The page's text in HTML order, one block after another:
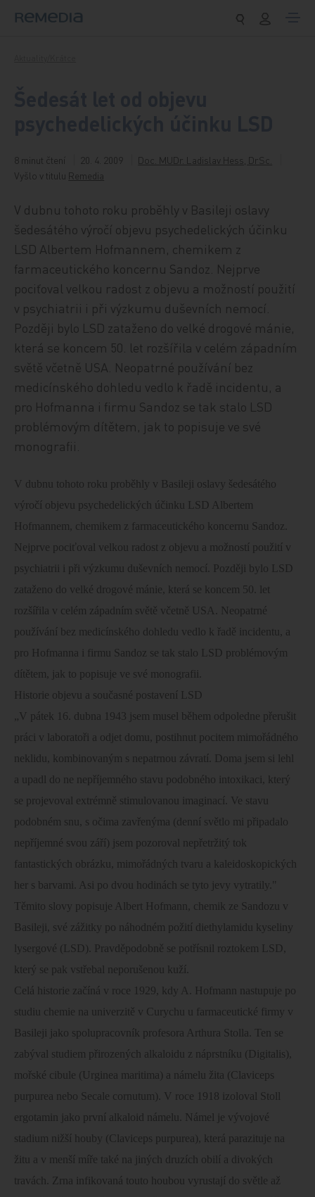
8 minut čtení 20. 4. 2009
Doc. MUDr. Ladislav Hess, DrSc.
Vyšlo v titulu Remedia
V dubnu tohoto roku proběhly v Basileji oslavy
šedesátého výročí objevu psychedelických účinku
LSD Albertem Hofmannem, chemikem z
farmaceutického koncernu Sandoz. Nejprve
pociťoval velkou radost z objevu a možností použití
v psychiatrii i při výzkumu duševních nemocí.
Později bylo LSD zataženo do velké drogové mánie,
která se koncem 50. let rozšířila v celém západním
světě včetně USA. Neopatrné používání bez
medicínského dohledu vedlo k řadě incidentu, a
pro Hofmanna i firmu Sandoz se tak stalo LSD
problémovým dítětem, jak to popisuje ve své
monografii.
V dubnu tohoto roku proběhly v Basileji oslavy šedesátého
výročí objevu psychedelických účinku LSD Albertem
Hofmannem, chemikem z farmaceutického koncernu Sandoz.
Nejprve pociťoval velkou radost z objevu a možností použití v
psychiatrii i při výzkumu duševních nemocí. Později bylo LSD
zataženo do velké drogové mánie, která se koncem 50. let
rozšířila v celém západním světě včetně USA. Neopatrné
používání bez medicínského dohledu vedlo k řadě incidentu, a
pro Hofmanna i firmu Sandoz se tak stalo LSD problémovým
dítětem, jak to popisuje ve své monografii.
Historie objevu a současné postavení LSD
„V pátek 16. dubna 1943 jsem musel během odpoledne přerušit
práci v laboratoři a odjet domu, postihnut pocitem mimořádného
neklidu, kombinovaným s nepatrnou závratí. Doma jsem si lehl
a upadl do ne nepříjemného stavu podobného intoxikaci, který
se projevoval extrémně stimulovanou imaginací. Ve stavu
podobném snu, s očima zavřenýma (denní světlo mi připadalo
nepříjemné svou září) jsem pozoroval nepřetržitý tok
fantastických obrázku, mimořádných tvaru a kaleidoskopických
her s barvami. Asi po dvou hodinách se tyto jevy vytratily."
Těmito slovy popisuje Albert Hofmann, chemik ze Sandozu v
Basileji, své zážitky po náhodném požití diethylamidu kyseliny
lysergové (LSD). Pravděpodobně se potřísnil roztokem LSD,
který se pak vstřebal neporušenou kuží.
Celá historie začíná v roce 1929, kdy A. Hofmann nastupuje po
studiu chemie na univerzitě v Curychu u farmaceutické firmy v
Basileji jako spolupracovník profesora Arthura Stolla. Ten se
zabýval studiem přirozených alkaloidu z náprstníku (Digitalis),
mořské cibule (Urginea maritima) a námelu žita (Claviceps
purpurea nebo Secale cornutum). V roce 1918 izoloval Stoll
ergotamin jako první alkaloid námelu. Námel je vývojové
stadium nižší houby (Claviceps purpurea), která parazituje na
žitu a v menší míře také na jiných druzích obilí a divokých
travách. Zrna infikovaná touto houbou vyrustají do světle až